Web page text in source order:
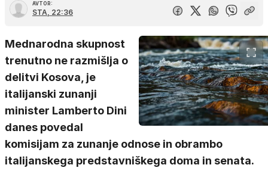
AVTOR:
STA, 22:36
Mednarodna skupnost
trenutno ne razmišlja o
delitvi Kosova, je
italijanski zunanji
minister Lamberto Dini
danes povedal
komisijam za zunanje odnose in obrambo
italijanskega predstavniškega doma in senata.